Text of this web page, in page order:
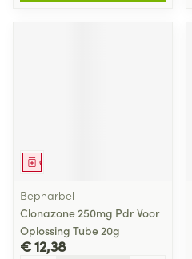
Geneesmiddel
Bepharbel
Clonazone 250mg Pdr Voor
Oplossing Tube 20g
€ 12,38